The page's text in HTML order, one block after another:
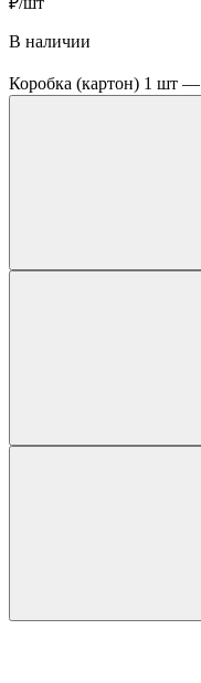
В наличии
Коробка (картон) 1 шт —